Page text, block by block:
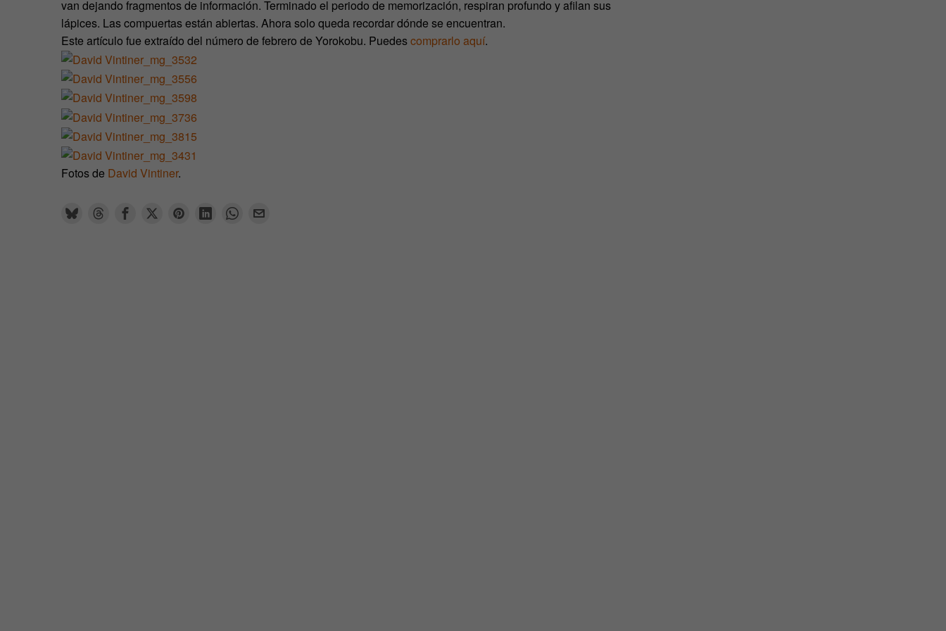
van dejando fragmentos de información. Terminado el periodo de memorización, respiran profundo y afilan sus
lápices. Las compuertas están abiertas. Ahora solo queda recordar dónde se encuentran.
Este artículo fue extraído del número de febrero de Yorokobu. Puedescomprarlo aquí.
Fotos de David Vintiner.